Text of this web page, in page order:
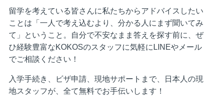
留学を考えている皆さんに私たちからアドバイスしたい
ことは「一人で考え込むより、分かる人にまず聞いてみ
て」ということ。自分で不安なまま答えを探す前に、ぜ
ひ経験豊富なKOKOSのスタッフに気軽にLINEやメール
でご相談ください！
入学手続き、ビザ申請、現地サポートまで、日本人の現
地スタッフが、全て無料でお手伝いします！